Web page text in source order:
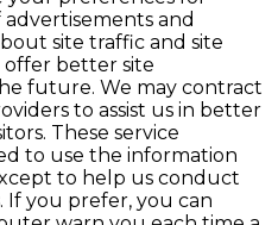
and
site traffic and site
offer better site
future. We may contract
to assist us in better
These service
to use the information
to help us conduct
If you prefer, you can